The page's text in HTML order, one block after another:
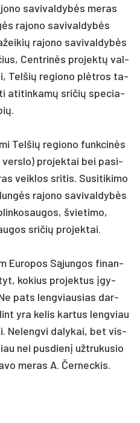
sa­vi­val­dybės me­ras
ra­jo­no sa­vi­val­dybės
ra­jo­no sa­vi­val­dybės
Cent­rinės pro­jektų val­
Tel­šių re­gio­no plėtros ta­
ati­tin­kamų sri­čių spe­cia­
Tel­šių re­gio­no funk­cinės
vers­lo) pro­jek­tai bei pa­si­
veik­los sri­tis. Su­si­ti­ki­mo
ra­jo­no sa­vi­val­dybės
švie­ti­mo,
sri­čių pro­jek­tai.
Eu­ro­pos Sąjun­gos fi­nan­
ko­kius pro­jek­tus įgy­
pa­ts leng­viau­sias dar­
yra ke­lis kar­tus leng­viau
Ne­leng­vi da­ly­kai, bet vis­
nei pus­dienį užt­ru­ku­sio
me­ras A. Čer­nec­kis.